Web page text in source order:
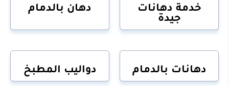
خدمة دهانات
جيدة
دهان بالدمام
دهانات بالدمام دواليب المطبخ